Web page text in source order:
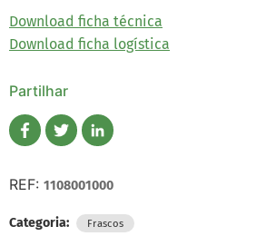
Download ficha técnica
Download ficha logística
Partilhar
REF: 1108001000
Categoria: Frascos